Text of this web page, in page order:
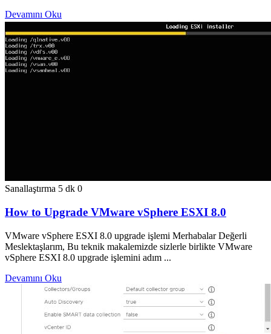
Devamını Oku
Sanallaştırma 5 dk 0
How to Upgrade VMware vSphere ESXI 8.0
VMware vSphere ESXI 8.0 upgrade işlemi Merhabalar Değerli
Meslektaşlarım, Bu teknik makalemizde sizlerle birlikte VMware
vSphere ESXI 8.0 upgrade işlemini adım ...
Devamını Oku